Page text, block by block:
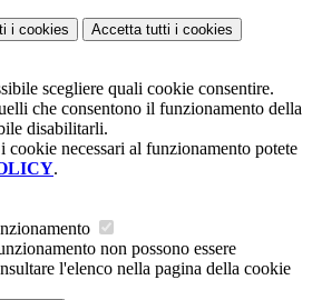
i cookies Accetta tutti i cookies
scegliere quali cookie consentire.
che consentono il funzionamento della
disabilitarli.
cookie necessari al funzionamento potete
.
non possono essere
l'elenco nella pagina della cookie